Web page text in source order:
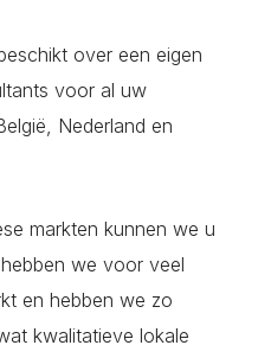
over een eigen
voor al uw
Nederland en
markten kunnen we u
we voor veel
en hebben we zo
kwalitatieve lokale